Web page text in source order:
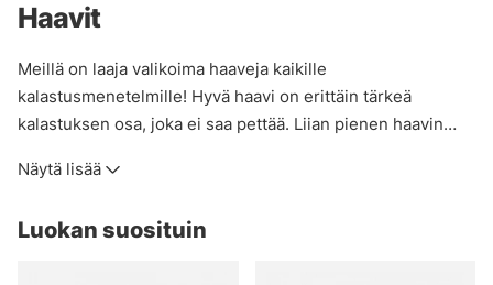
Haavit
Meillä on laaja valikoima haaveja kaikille
kalastusmenetelmille! Hyvä haavi on erittäin tärkeä
kalastuksen osa, joka ei saa pettää. Liian pienen haavin
juuri harjoittamaasi kalastukseen. Nykyään tarjolla on myös
tilaa veneessä.
Näytä lisää
Luokan suosituin